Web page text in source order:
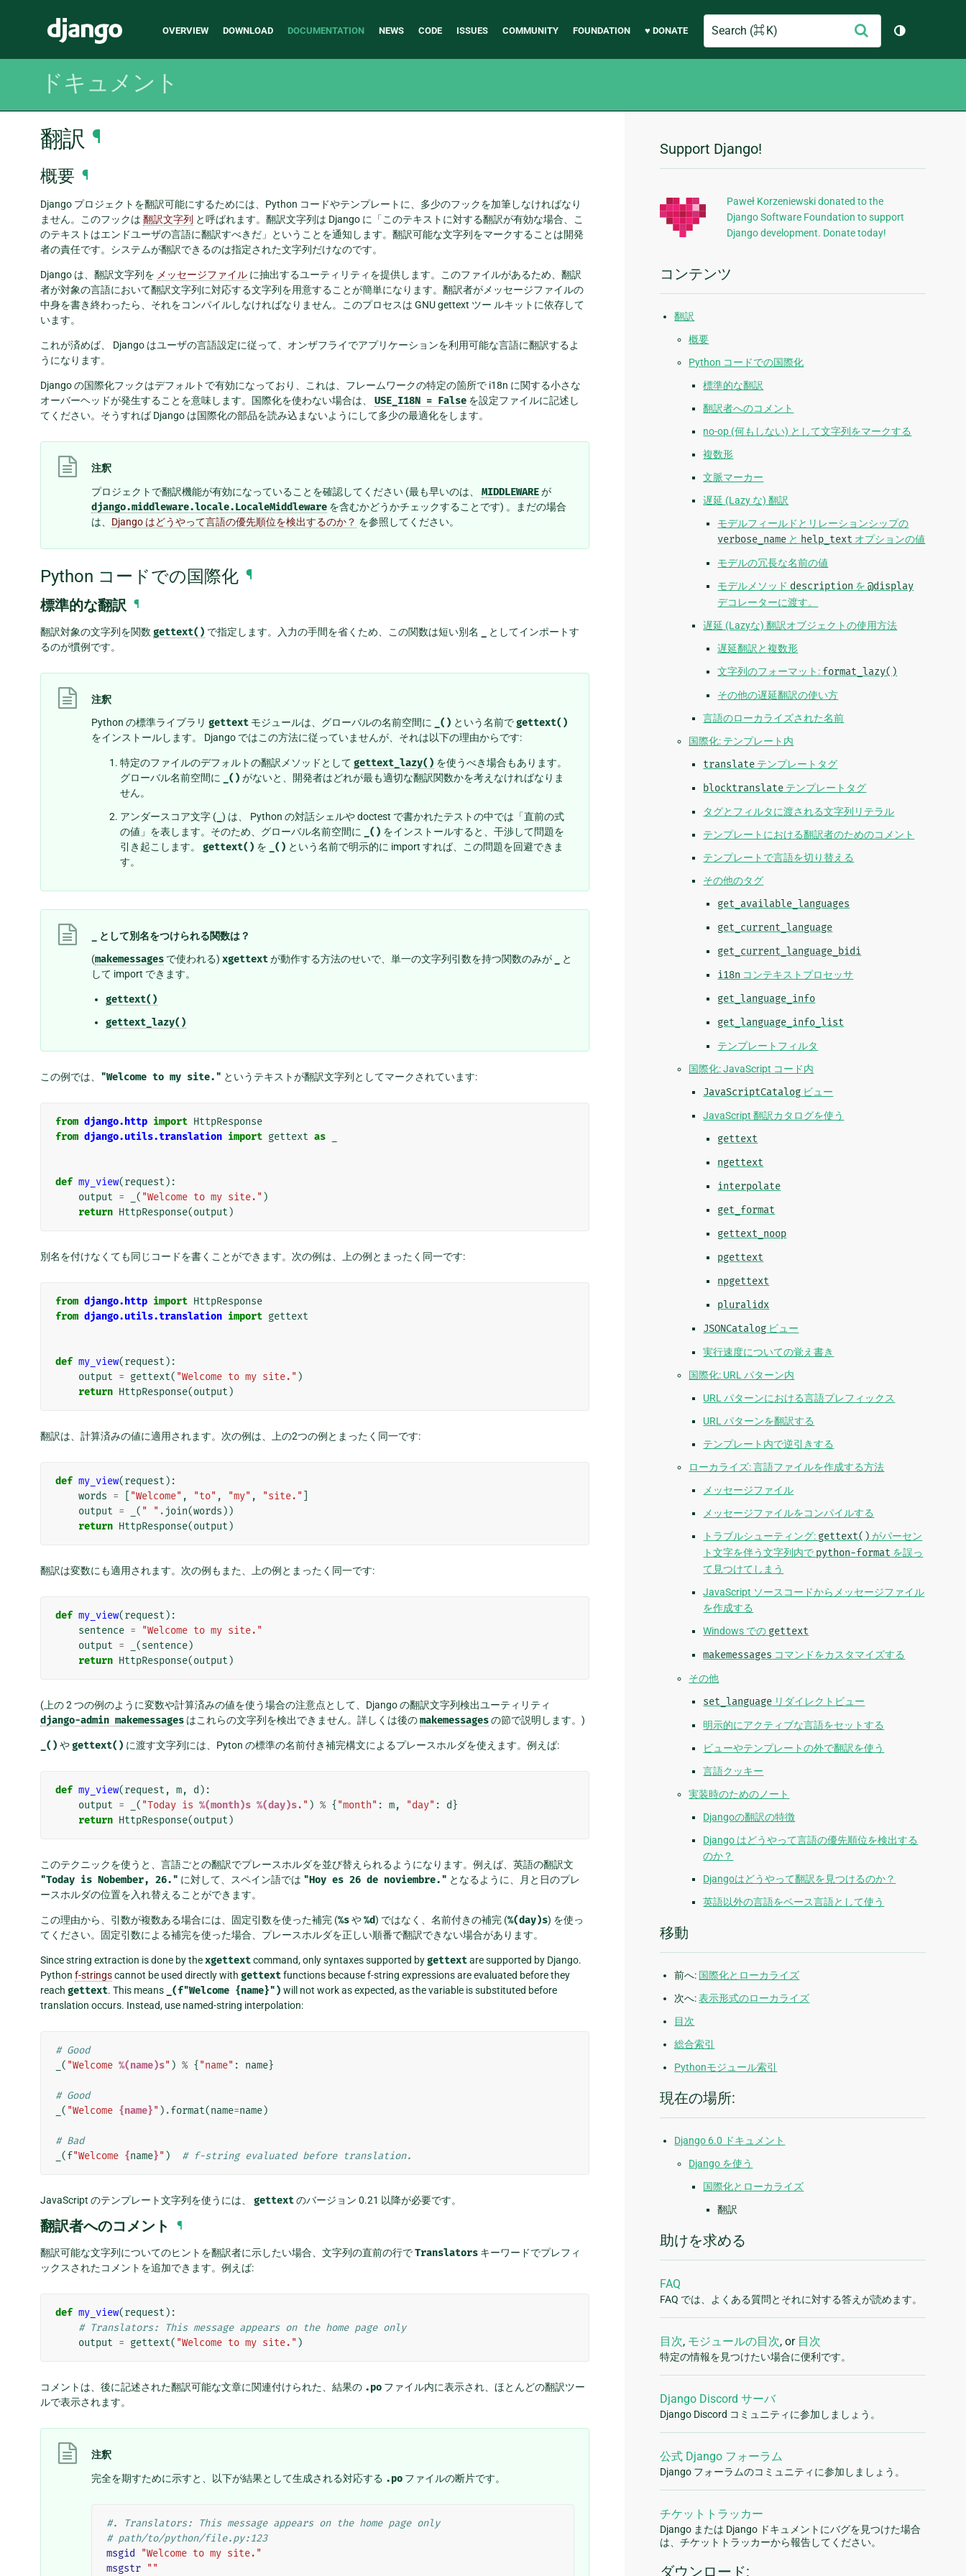
Django
Main
OVERVIEW DOWNLOAD DOCUMENTATION NEWS CODE ISSUES COMMUNITY FOUNDATION ♥ DONATE
Search
信
テーマを
ドキュメント
翻訳 ¶
概要 ¶
Django プロジェクトを翻訳可能にするためには、Python コードやテンプレートに、多少のフックを加筆しなければなり
ません。このフックは 翻訳文字列 と呼ばれます。翻訳文字列は Django に「このテキストに対する翻訳が有効な場合、こ
のテキストはエンドユーザの言語に翻訳すべきだ」ということを通知します。翻訳可能な文字列をマークすることは開発
者の責任です。システムが翻訳できるのは指定された文字列だけなのです。
Django は、翻訳文字列を メッセージファイル に抽出するユーティリティを提供します。このファイルがあるため、翻訳
者が対象の言語において翻訳文字列に対応する文字列を用意することが簡単になります。翻訳者がメッセージファイルの
中身を書き終わったら、それをコンパイルしなければなりません。このプロセスは GNU gettext ツー ルキットに依存して
います。
これが済めば、 Django はユーザの言語設定に従って、オンザフライでアプリケーションを利用可能な言語に翻訳するよ
うになります。
Django の国際化フックはデフォルトで有効になっており、これは、フレームワークの特定の箇所で i18n に関する小さな
オーバーヘッドが発生することを意味します。国際化を使わない場合は、 USE_I18N = False を設定ファイルに記述し
てください。そうすれば Django は国際化の部品を読み込まないようにして多少の最適化をします。
注釈
プロジェクトで翻訳機能が有効になっていることを確認してください (最も早いのは、 MIDDLEWAREが
django.middleware.locale.LocaleMiddleware を含むかどうかチェックすることです) 。まだの場合
は、 Django はどうやって言語の優先順位を検出するのか？ を参照してください。
Python コードでの国際化 ¶
標準的な翻訳 ¶
翻訳対象の文字列を関数 gettext() で指定します。入力の手間を省くため、この関数は短い別名
としてインポートす
るのが慣例です。
注釈
Python の標準ライブラリ gettext モジュールは、グローバルの名前空間に _() という名前でgettext()
をインストールします。 Django ではこの方法に従っていませんが、それは以下の理由からです:
特定のファイルのデフォルトの翻訳メソッドとして gettext_lazy() を使うべき場合もあります。
グローバル名前空間に
_() がないと、開発者はどれが最も適切な翻訳関数かを考えなければなりま
せん。
アンダースコア文字 ( ) は、 Python の対話シェルや doctest で書かれたテストの中では「直前の式
の値」を表します。そのため、グローバル名前空間に
_() をインストールすると、干渉して問題を
引き起こします。 gettext() を _() という名前で明示的に import すれば、この問題を回避できま
す。
として別名をつけられる関数は？
(makemessages で使われる) xgettextが動作する方法のせいで、単一の文字列引数を持つ関数のみが
と
して import できます。
gettext()
gettext_lazy()
この例では、 "Welcome to my site." というテキストが翻訳文字列としてマークされています:
from django.http import HttpResponse
from django.utils.translation import gettext as
def my_view(request ):
output = ( "Welcome to my site." )
return HttpResponse(output )
別名を付けなくても同じコードを書くことができます。次の例は、上の例とまったく同一です:
from django.http import HttpResponse
from django.utils.translation import gettext
def my_view(request ):
output = gettext( "Welcome to my site." )
return HttpResponse(output )
翻訳は、計算済みの値に適用されます。次の例は、上の2つの例とまったく同一です:
def my_view(request ):
words = "Welcome" , "to" , "my" , "site."
output = ( " " . join(words ))
return HttpResponse(output )
翻訳は変数にも適用されます。次の例もまた、上の例とまったく同一です:
def my_view(request ):
sentence =
"Welcome to my site."
output = (sentence)
return HttpResponse(output )
(上の 2 つの例のように変数や計算済みの値を使う場合の注意点として、Django の翻訳文字列検出ユーティリティ
django-admin makemessages はこれらの文字列を検出できません。詳しくは後のmakemessagesの節で説明します。)
_() やgettext() に渡す文字列には、Pyton の標準の名前付き補完構文によるプレースホルダを使えます。例えば:
def my_view(request , m, d ):
output = ( "Today is %(month)s %(day)s." ) % { "month" : m, "day" : d }
return HttpResponse(output )
このテクニックを使うと、言語ごとの翻訳でプレースホルダを並び替えられるようになります。例えば、英語の翻訳文
"Today is Nobember, 26." に対して、スペイン語では "Hoy es 26 de noviembre." となるように、月と日のプレ
ースホルダの位置を入れ替えることができます。
この理由から、引数が複数ある場合には、固定引数を使った補完 (%sや%d) ではなく、名前付きの補完 (%(day)s) を使っ
てください。固定引数による補完を使った場合、プレースホルダを正しい順番で翻訳できない場合があります。
Since string extraction is done by thexgettextcommand, only syntaxes supported bygettextare supported by Django.
Python f-stringscannot be used directly with gettextfunctions because f-string expressions are evaluated before they
reach gettext. This means _(f"Welcome {name}") will not work as expected, as the variable is substituted before
translation occurs. Instead, use named-string interpolation:
# Good
( "Welcome %(name)s" ) % { "name" : name}
# Good
( "Welcome {name}" ) .format(name=name)
# Bad
(f"Welcome {name}" ) # f-string evaluated before translation.
JavaScript のテンプレート文字列を使うには、 gettextのバージョン 0.21 以降が必要です。
翻訳者へのコメント ¶
翻訳可能な文字列についてのヒントを翻訳者に示したい場合、文字列の直前の行でTranslators キーワードでプレフィ
ックスされたコメントを追加できます。例えば:
def my_view(request ):
# Translators: This message appears on the home page only
output = gettext( "Welcome to my site." )
コメントは、後に記述された翻訳可能な文章に関連付けられた、結果の .po ファイル内に表示され、ほとんどの翻訳ツー
ルで表示されます。
注釈
完全を期すために示すと、以下が結果として生成される対応する .po ファイルの断片です。
#. Translators: This message appears on the home page only
# path/to/python/file.py:123
msgid
"Welcome to my site."
msgstr ""
追
加
的
な
報
Support Django!
Paweł Korzeniewski donated to the
Django Software Foundation to support
Django development. Donate today!
コンテンツ
翻訳
概要
Python コードでの国際化
標準的な翻訳
翻訳者へのコメント
no-op (何もしない) として文字列をマークする
複数形
文脈マーカー
遅延 (Lazy な) 翻訳
モデルフィールドとリレーションシップの
verbose_name と help_text オプションの値
モデルの冗長な名前の値
モデルメソッド description を@display
デコレーターに渡す。
遅延 (Lazyな) 翻訳オブジェクトの使用方法
遅延翻訳と複数形
文字列のフォーマット: format_lazy()
その他の遅延翻訳の使い方
言語のローカライズされた名前
国際化: テンプレート内
translate テンプレートタグ
blocktranslate テンプレートタグ
タグとフィルタに渡される文字列リテラル
テンプレートにおける翻訳者のためのコメント
テンプレートで言語を切り替える
その他のタグ
get_available_languages
get_current_language
get_current_language_bidi
i18n コンテキストプロセッサ
get_language_info
get_language_info_list
テンプレートフィルタ
国際化: JavaScript コード内
JavaScriptCatalog ビュー
JavaScript 翻訳カタログを使う
gettext
ngettext
interpolate
get_format
gettext_noop
pgettext
npgettext
pluralidx
JSONCatalog ビュー
実行速度についての覚え書き
国際化: URL パターン内
URL パターンにおける言語プレフィックス
URL パターンを翻訳する
テンプレート内で逆引きする
ローカライズ: 言語ファイルを作成する方法
メッセージファイル
メッセージファイルをコンパイルする
トラブルシューティング: gettext() がパーセン
ト文字を伴う文字列内で python-format を誤っ
て見つけてしまう
JavaScript ソースコードからメッセージファイル
を作成する
Windows での gettext
makemessages コマンドをカスタマイズする
その他
set_language リダイレクトビュー
明示的にアクティブな言語をセットする
ビューやテンプレートの外で翻訳を使う
言語クッキー
実装時のためのノート
Djangoの翻訳の特徴
Django はどうやって言語の優先順位を検出する
のか？
Djangoはどうやって翻訳を見つけるのか？
英語以外の言語をベース言語として使う
移動
前へ: 国際化とローカライズ
次へ:表示形式のローカライズ
目次
総合索引
Pythonモジュール索引
現在の場所:
Django 6.0 ドキュメント
Django を使う
国際化とローカライズ
翻訳
助けを求める
FAQ
FAQ では、よくある質問とそれに対する答えが読めます。
目次, モジュールの目次, or 目次
特定の情報を見つけたい場合に便利です。
Django Discord サーバ
Django Discord コミュニティに参加しましょう。
公式 Django フォーラム
Django フォーラムのコミュニティに参加しましょう。
チケットトラッカー
Django または Django ドキュメントにバグを見つけた場合
は、チケットトラッカーから報告してください。
ダウンロード: